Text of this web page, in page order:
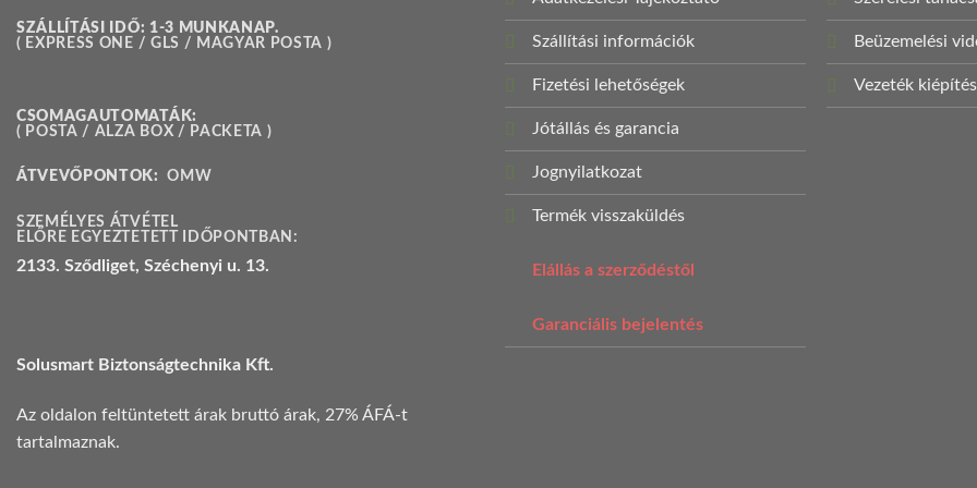
SZÁLLÍTÁSI IDŐ: 1-3 MUNKANAP.
( EXPRESS ONE / GLS / MAGYAR POSTA )
CSOMAGAUTOMATÁK:
( POSTA / ALZA BOX / PACKETA )
ÁTVEVŐPONTOK:OMW
SZEMÉLYES ÁTVÉTEL
ELŐRE EGYEZTETETT IDŐPONTBAN:
2133. Sződliget, Széchenyi u. 13.
Solusmart Biztonságtechnika Kft.
Az oldalon feltüntetett árak bruttó árak, 27% ÁFÁ-t
tartalmaznak.
Szállítási információk
Fizetési lehetőségek
Jótállás és garancia
Jognyilatkozat
Termék visszaküldés
Elállás a szerződéstől
Garanciális bejelentés
Beüzemelési
Vezeték kiépítés